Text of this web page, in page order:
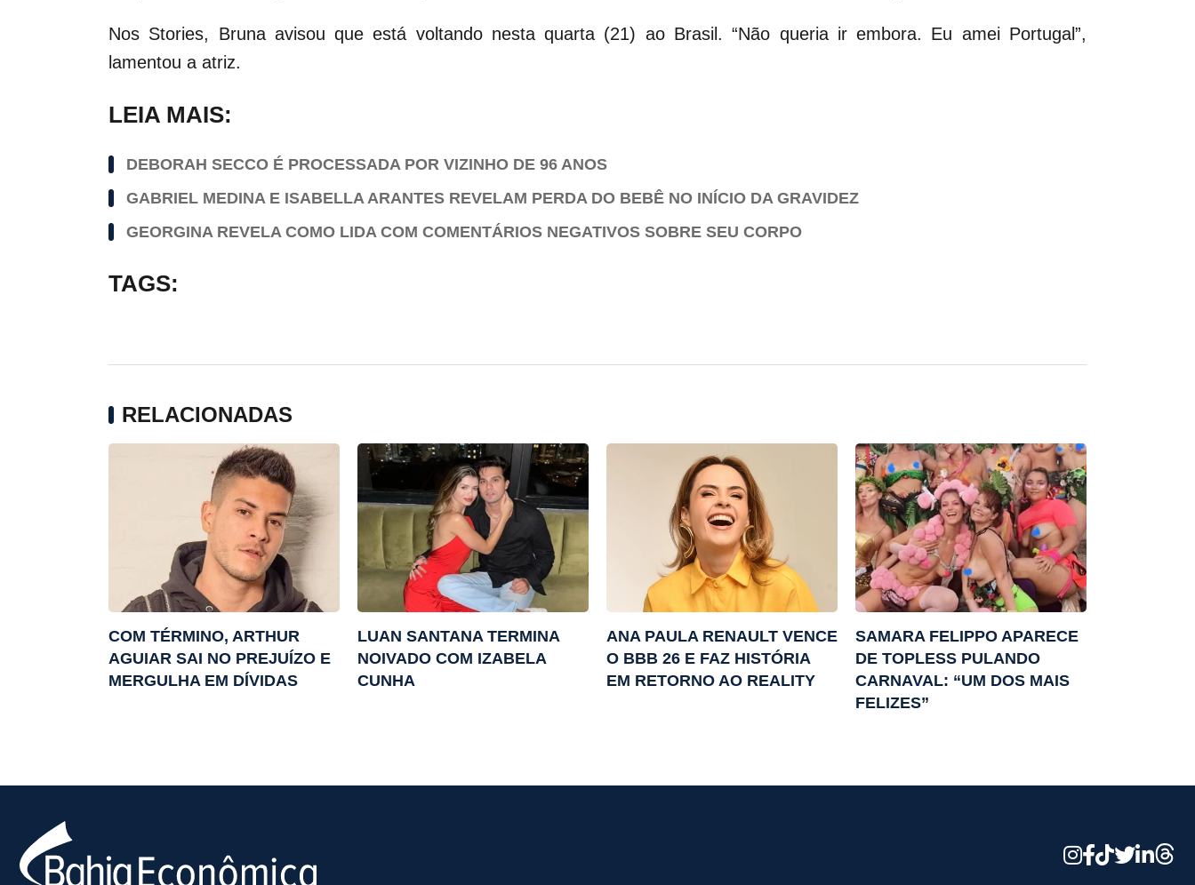
Nos Stories, Bruna avisou que está voltando nesta quarta (21) ao Brasil. “Não queria ir embora. Eu amei Portugal”,
lamentou a atriz.
LEIA MAIS:
DEBORAH SECCO É PROCESSADA POR VIZINHO DE 96 ANOS
GABRIEL MEDINA E ISABELLA ARANTES REVELAM PERDA DO BEBÊ NO INÍCIO DA GRAVIDEZ
GEORGINA REVELA COMO LIDA COM COMENTÁRIOS NEGATIVOS SOBRE SEU CORPO
TAGS:
RELACIONADAS
COM TÉRMINO, ARTHUR
AGUIAR SAI NO PREJUÍZO E
MERGULHA EM DÍVIDAS
LUAN SANTANA TERMINA
NOIVADO COM IZABELA
CUNHA
ANA PAULA RENAULT VENCE
O BBB 26 E FAZ HISTÓRIA
EM RETORNO AO REALITY
SAMARA FELIPPO APARECE
DE TOPLESS PULANDO
CARNAVAL: “UM DOS MAIS
FELIZES”